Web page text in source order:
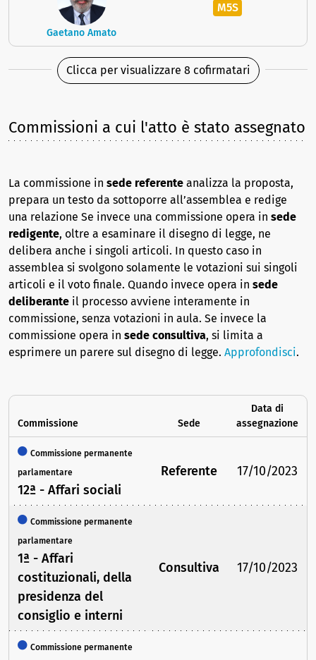
Gaetano Amato
M5S
Clicca per visualizzare 8 cofirmatari
Commissioni a cui l'atto è stato assegnato
La commissione in sede referente analizza la proposta,
prepara un testo da sottoporre all’assemblea e redige
una relazione Se invece una commissione opera in sede
redigente, oltre a esaminare il disegno di legge, ne
delibera anche i singoli articoli. In questo caso in
assemblea si svolgono solamente le votazioni sui singoli
articoli e il voto finale. Quando invece opera in sede
deliberante il processo avviene interamente in
commissione, senza votazioni in aula. Se invece la
commissione opera in sede consultiva, si limita a
esprimere un parere sul disegno di legge. Approfondisci.
Commissione Sede
Data di
assegnazione
Commissione permanente
parlamentare
12ª - Affari sociali
Referente 17/10/2023
Commissione permanente
parlamentare
1ª - Affari
costituzionali, della
presidenza del
consiglio e interni
Consultiva 17/10/2023
Commissione permanente